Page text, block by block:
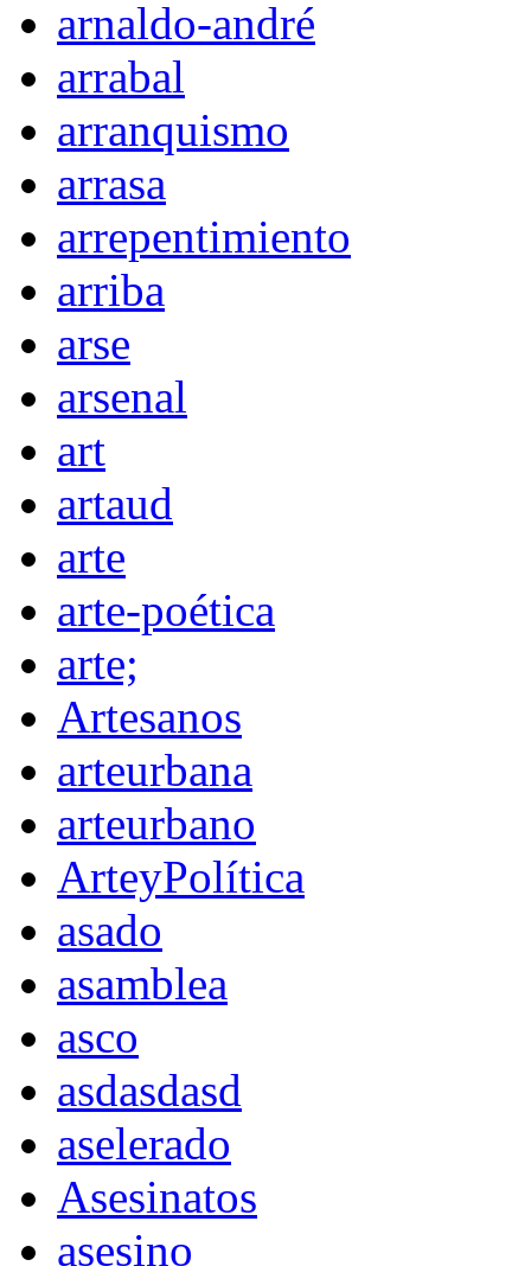
arnaldo-andré
arrabal
arranquismo
arrasa
arrepentimiento
arriba
arse
arsenal
art
artaud
arte
arte-poética
arte;
Artesanos
arteurbana
arteurbano
ArteyPolítica
asado
asamblea
asco
asdasdasd
aselerado
Asesinatos
asesino